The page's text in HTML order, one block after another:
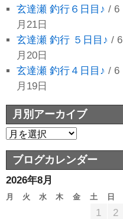
玄達瀬 釣行６日目♪ / 6
月21日
玄達瀬 釣行 ５日目♪ / 6
月20日
玄達瀬 釣行４日目♪ / 6
月19日
月別アーカイブ
ブログカレンダー
2026年8月
月 火 水 木 金 土 日
1
2